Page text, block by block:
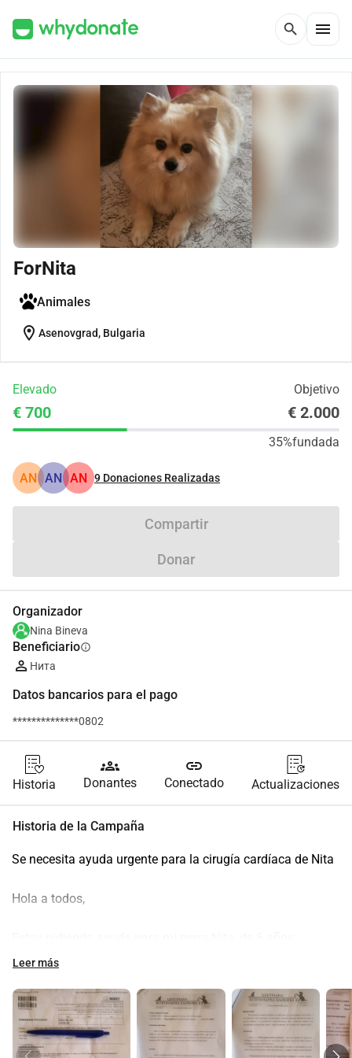
search menu
ForNita
Animales
location_on Asenovgrad, Bulgaria
Elevado Objetivo
€ 700 € 2.000
35%fundada
AN AN AN 9 Donaciones Realizadas
Compartir
Donar
Organizador
Nina Bineva
Beneficiarioinfo
Нита
Datos bancarios para el pago
**************0802
Historia
groups
Donantes
link
Conectado Actualizaciones
Historia de la Campaña
Se necesita ayuda urgente para la cirugía cardíaca de Nita
Hola a todos,
Después de un examen veterinario y una ecocardiografía
PDA (Conducto Arterioso Persistente)  un defecto cardíaco
congénito.
Leer más